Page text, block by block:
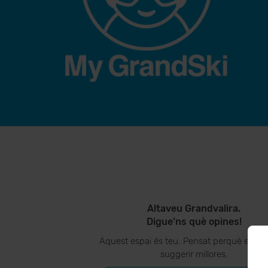
Altaveu Grandvalira.
Digue’ns què opines!
Aquest espai és teu. Pensat perquè ens
suggerir millores.